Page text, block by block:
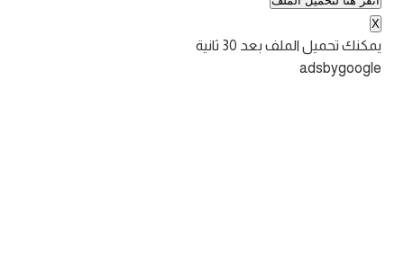
X
يمكنك تحميل الملف بعد 30 ثانية
adsbygoogle